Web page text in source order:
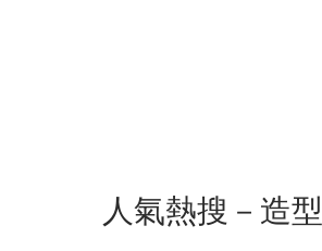
人氣熱搜－造